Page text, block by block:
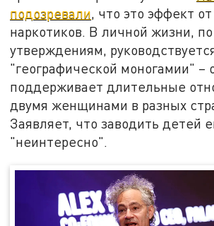
подозревали, что это эффект
наркотиков. В личной жизни,
утверждениям,
"географической моногамии" –
поддерживает длительные
двумя женщинами в разных
Заявляет, что заводить детей
"неинтересно".